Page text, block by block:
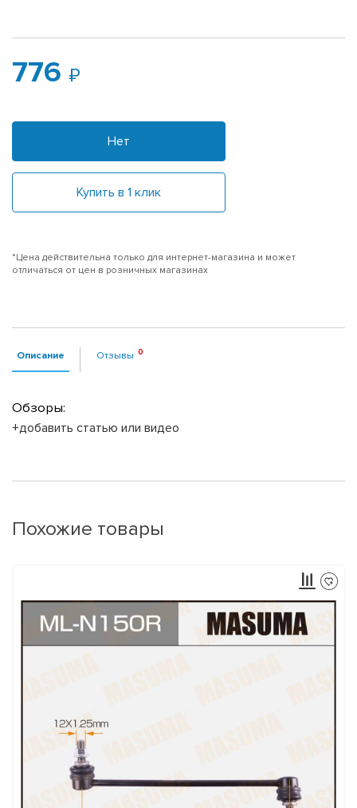
776
Нет
Купить в 1 клик
*Цена действительна только для интернет-магазина и может
отличаться от цен в розничных магазинах
Описание Отзывы
Обзоры:
+добавить статью или видео
Похожие товары